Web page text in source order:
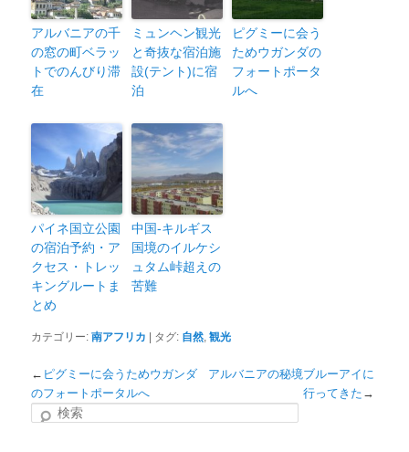
アルバニアの千
の窓の町ベラッ
トでのんびり滞
在
ミュンヘン観光
と奇抜な宿泊施
設(テント)に宿
泊
ピグミーに会う
ためウガンダの
フォートポータ
ルへ
パイネ国立公園
の宿泊予約・ア
クセス・トレッ
キングルートま
とめ
中国-キルギス
国境のイルケシ
ュタム峠超えの
苦難
カテゴリー: 南アフリカ | タグ: 自然, 観光
← ピグミーに会うためウガンダ
のフォートポータルへ
アルバニアの秘境ブルーアイに
行ってきた →
検